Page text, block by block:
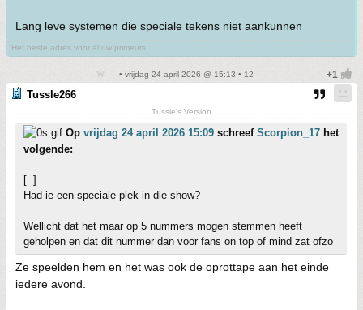
Lang leve systemen die speciale tekens niet aankunnen
Het beste adres voor al uw primeurs!
• vrijdag 24 april 2026 @ 15:13 • 12
Tussle266
Tussle's Version
Op vrijdag 24 april 2026 15:09 schreef Scorpion_17 het
volgende:
[..]
Had ie een speciale plek in die show?
Wellicht dat het maar op 5 nummers mogen stemmen heeft
geholpen en dat dit nummer dan voor fans on top of mind zat ofzo
Ze speelden hem en het was ook de oprottape aan het einde
iedere avond.